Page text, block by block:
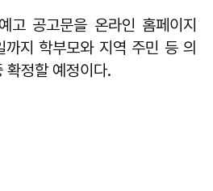
고 공고문을 온라인 홈페이지
지 학부모와 지역 주민 등 의
확정할 예정이다.